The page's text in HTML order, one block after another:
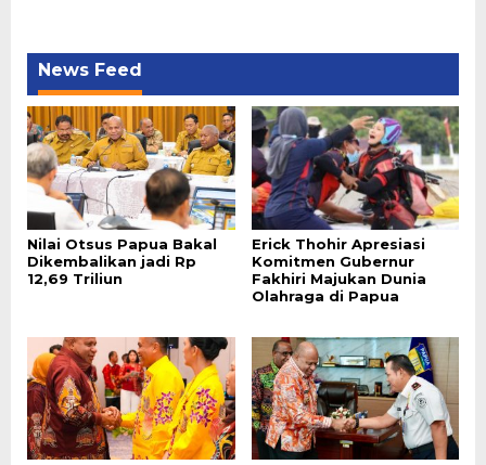
News Feed
Nilai Otsus Papua Bakal
Dikembalikan jadi Rp
12,69 Triliun
Erick Thohir Apresiasi
Komitmen Gubernur
Fakhiri Majukan Dunia
Olahraga di Papua